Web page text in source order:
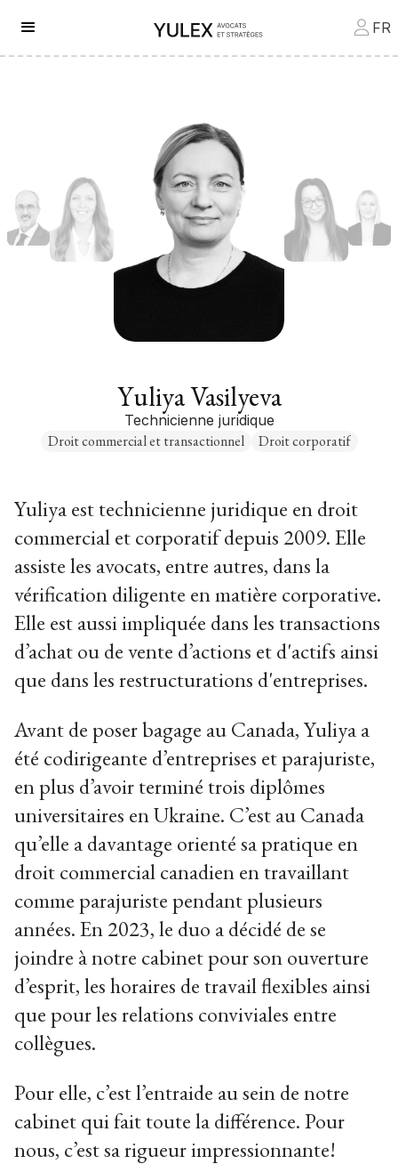
FR
Yuliya Vasilyeva
Technicienne juridique
Droit commercial et transactionnel Droit corporatif
Yuliya est technicienne juridique en droit
commercial et corporatif depuis 2009. Elle
assiste les avocats, entre autres, dans la
vérification diligente en matière corporative.
Elle est aussi impliquée dans les transactions
d’achat ou de vente d’actions et d'actifs ainsi
que dans les restructurations d'entreprises.
Avant de poser bagage au Canada, Yuliya a
été codirigeante d’entreprises et parajuriste,
en plus d’avoir terminé trois diplômes
universitaires en Ukraine. C’est au Canada
qu’elle a davantage orienté sa pratique en
droit commercial canadien en travaillant
comme parajuriste pendant plusieurs
années. En 2023, le duo a décidé de se
joindre à notre cabinet pour son ouverture
d’esprit, les horaires de travail flexibles ainsi
que pour les relations conviviales entre
collègues.
Pour elle, c’est l’entraide au sein de notre
cabinet qui fait toute la différence. Pour
nous, c’est sa rigueur impressionnante!